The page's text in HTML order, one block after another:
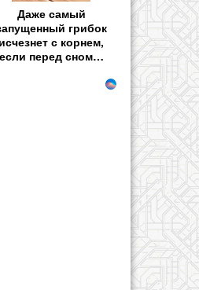
Даже самый
грибок
исчезнет с корнем,
если перед сном…